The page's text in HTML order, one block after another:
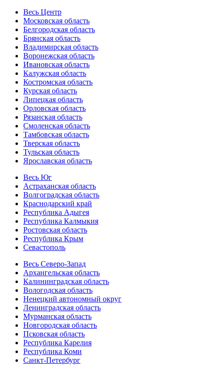
Весь Центр
Московская область
Белгородская область
Брянская область
Владимирская область
Воронежская область
Ивановская область
Калужская область
Костромская область
Курская область
Липецкая область
Орловская область
Рязанская область
Смоленская область
Тамбовская область
Тверская область
Тульская область
Ярославская область
Весь Юг
Астраханская область
Волгоградская область
Краснодарский край
Республика Адыгея
Республика Калмыкия
Ростовская область
Республика Крым
Севастополь
Весь Северо-Запад
Архангельская область
Калининградская область
Вологодская область
Ненецкий автономный округ
Ленинградская область
Мурманская область
Новгородская область
Псковская область
Республика Карелия
Республика Коми
Санкт-Петербург